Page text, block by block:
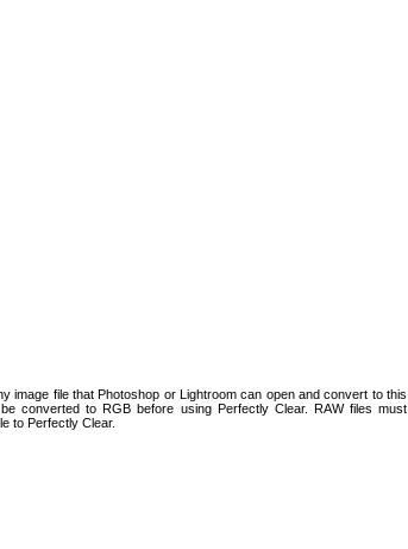
image file that Photoshop or Lightroom can open and convert to this
converted to RGB before using Perfectly Clear. RAW files must
to Perfectly Clear.